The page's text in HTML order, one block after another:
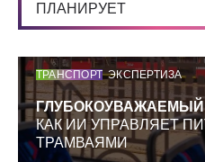
ПЛАНИРУЕТ
ТРАНСПОРТ ЭКСПЕРТИЗА
КАК ИИ УПРАВЛЯЕТ
ТРАМВАЯМИ